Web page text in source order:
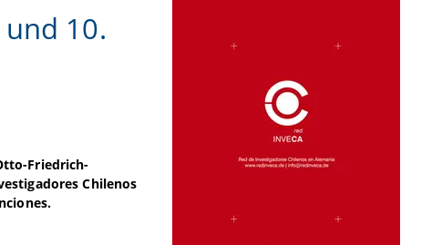
und 10.
Friedrich-
Chilenos